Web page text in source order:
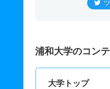
浦和大学のコン
大学トップ